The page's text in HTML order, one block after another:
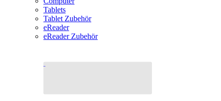
Tablets
Tablet Zubehör
eReader
eReader Zubehör